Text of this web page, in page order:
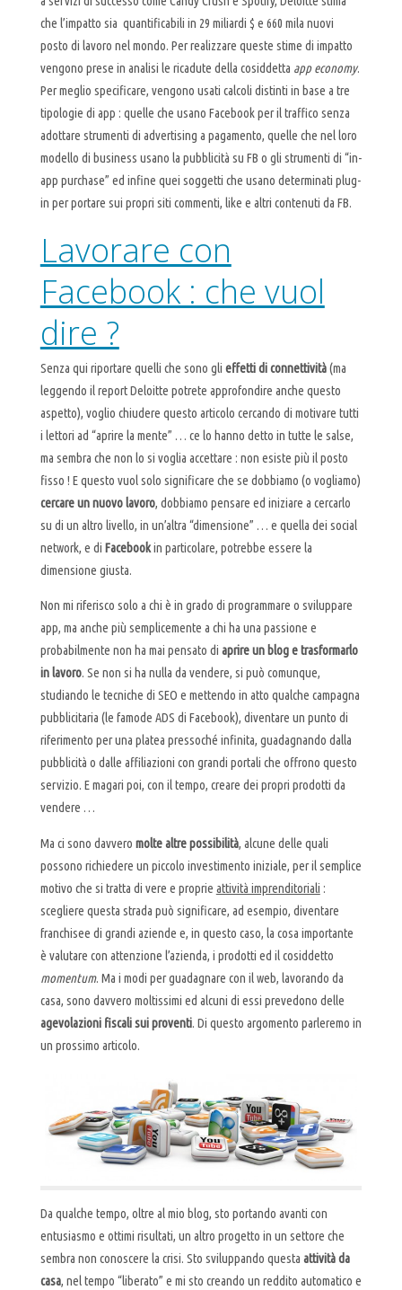
che l’impatto sia quantificabili in 29 miliardi $ e 660 mila nuovi
posto di lavoro nel mondo. Per realizzare queste stime di impatto
vengono prese in analisi le ricadute della cosiddetta app economy.
Per meglio specificare, vengono usati calcoli distinti in base a tre
tipologie di app : quelle che usano Facebook per il traffico senza
adottare strumenti di advertising a pagamento, quelle che nel loro
modello di business usano la pubblicità su FB o gli strumenti di “in-
app purchase” ed infine quei soggetti che usano determinati plug-
in per portare sui propri siti commenti, like e altri contenuti da FB.
Lavorare con
Facebook : che vuol
dire ?
Senza qui riportare quelli che sono gli effetti di connettività(ma
leggendo il report Deloitte potrete approfondire anche questo
aspetto), voglio chiudere questo articolo cercando di motivare tutti
i lettori ad “aprire la mente” … ce lo hanno detto in tutte le salse,
ma sembra che non lo si voglia accettare : non esiste più il posto
fisso ! E questo vuol solo significare che se dobbiamo (o vogliamo)
cercare un nuovo lavoro, dobbiamo pensare ed iniziare a cercarlo
su di un altro livello, in un’altra “dimensione” … e quella dei social
network, e di Facebookin particolare, potrebbe essere la
dimensione giusta.
Non mi riferisco solo a chi è in grado di programmare o sviluppare
app, ma anche più semplicemente a chi ha una passione e
probabilmente non ha mai pensato di aprire un blog e trasformarlo
in lavoro. Se non si ha nulla da vendere, si può comunque,
studiando le tecniche di SEO e mettendo in atto qualche campagna
pubblicitaria (le famode ADS di Facebook), diventare un punto di
riferimento per una platea pressoché infinita, guadagnando dalla
pubblicità o dalle affiliazioni con grandi portali che offrono questo
servizio. E magari poi, con il tempo, creare dei propri prodotti da
vendere …
Ma ci sono davvero molte altre possibilità, alcune delle quali
possono richiedere un piccolo investimento iniziale, per il semplice
motivo che si tratta di vere e proprie attività imprenditoriali :
scegliere questa strada può significare, ad esempio, diventare
franchisee di grandi aziende e, in questo caso, la cosa importante
è valutare con attenzione l’azienda, i prodotti ed il cosiddetto
momentum. Ma i modi per guadagnare con il web, lavorando da
casa, sono davvero moltissimi ed alcuni di essi prevedono delle
agevolazioni fiscali sui proventi. Di questo argomento parleremo in
un prossimo articolo.
Da qualche tempo, oltre al mio blog, sto portando avanti con
entusiasmo e ottimi risultati, un altro progetto in un settore che
sembra non conoscere la crisi. Sto sviluppando questa attività da
casa, nel tempo “liberato” e mi sto creando un reddito automatico e